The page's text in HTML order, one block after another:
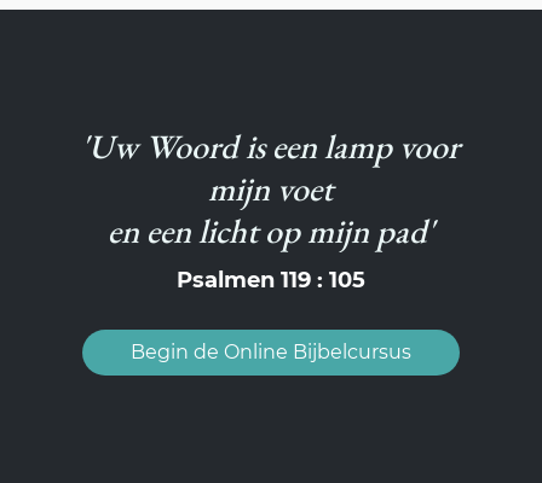
'Uw Woord is een lamp voor
mijn voet
en een licht op mijn pad'
Psalmen 119 : 105
Begin de Online Bijbelcursus